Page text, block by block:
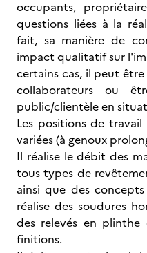
occupants,
questions liées à la
fait, sa manière de
impact qualitatif sur
certains cas, il peut
collaborateurs ou
public/clientèle en
Les positions de
variées (à genoux
Il réalise le débit des
tous types de
ainsi que des
réalise des soudures
des relevés en plinthe
finitions.